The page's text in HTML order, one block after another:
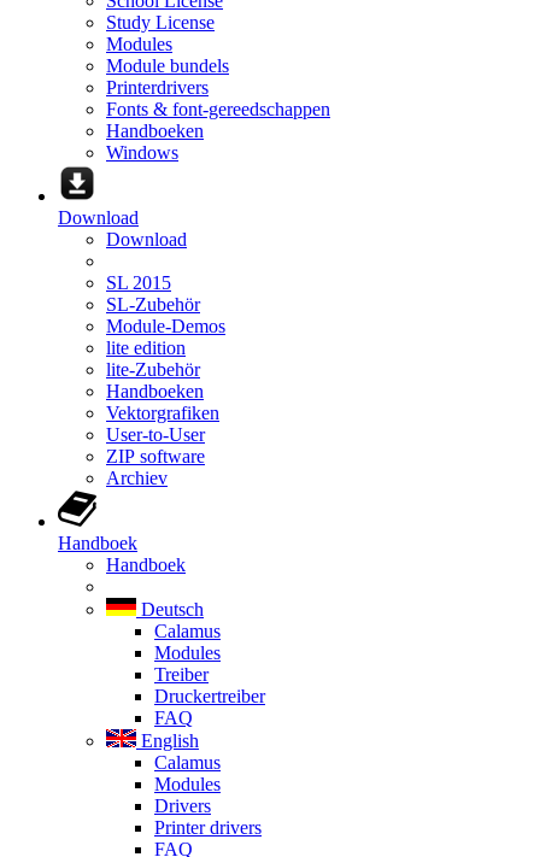
Study License
Modules
Module bundels
Printerdrivers
Fonts & font-gereedschappen
Handboeken
Windows
Download
Download
SL 2015
SL-Zubehör
Module-Demos
lite edition
lite-Zubehör
Handboeken
Vektorgrafiken
User-to-User
ZIP software
Archiev
Handboek
Handboek
Deutsch
Calamus
Modules
Treiber
Druckertreiber
FAQ
English
Calamus
Modules
Drivers
Printer drivers
FAQ